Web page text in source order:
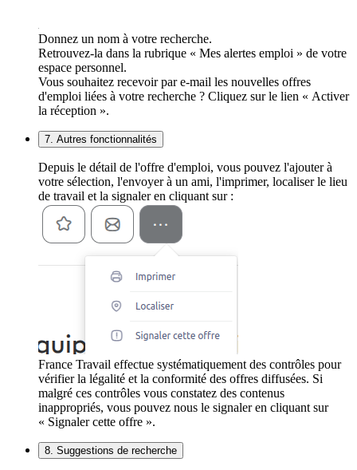
Donnez un nom à votre recherche.
Retrouvez-la dans la rubrique « Mes alertes emploi » de votre
espace personnel.
Vous souhaitez recevoir par e-mail les nouvelles offres
d'emploi liées à votre recherche ? Cliquez sur le lien « Activer
la réception ».
7. Autres fonctionnalités
Depuis le détail de l'offre d'emploi, vous pouvez l'ajouter à
votre sélection, l'envoyer à un ami, l'imprimer, localiser le lieu
de travail et la signaler en cliquant sur :
France Travail effectue systématiquement des contrôles pour
vérifier la légalité et la conformité des offres diffusées. Si
malgré ces contrôles vous constatez des contenus
inappropriés, vous pouvez nous le signaler en cliquant sur
« Signaler cette offre ».
8. Suggestions de recherche